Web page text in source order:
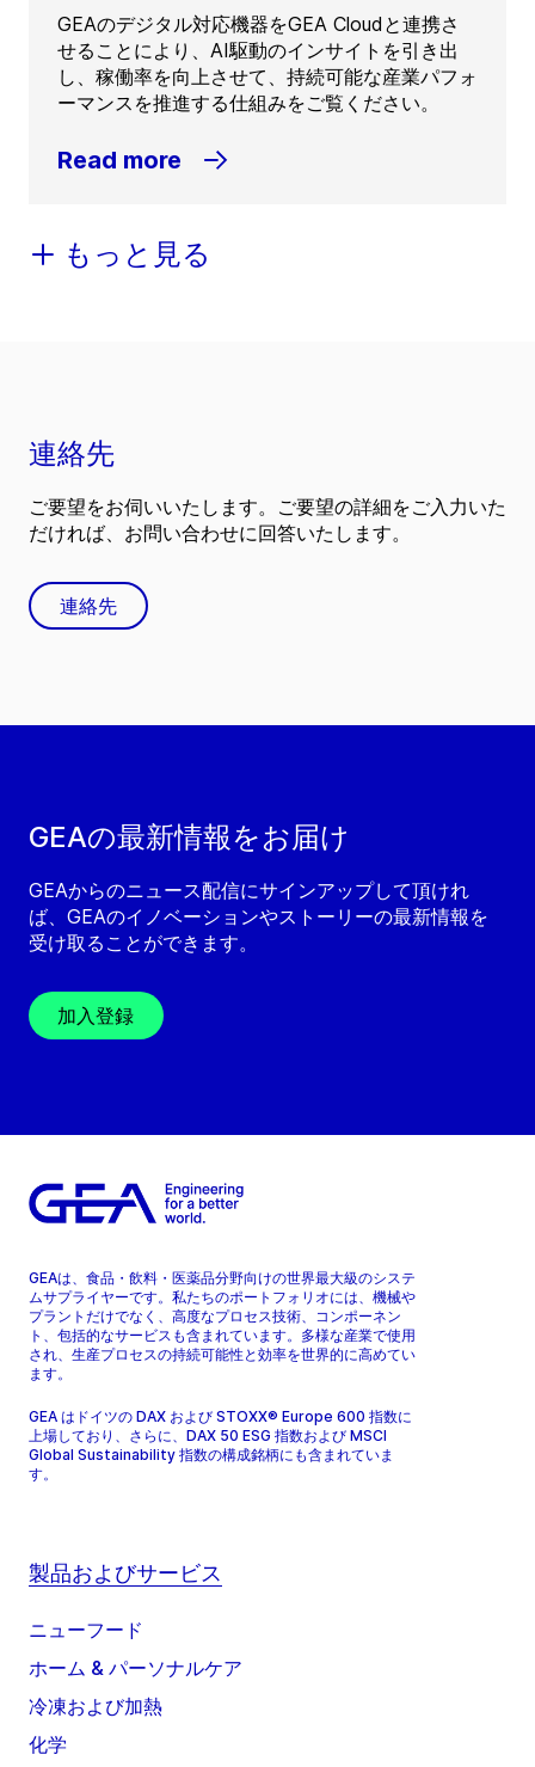
GEAのデジタル対応機器をGEA Cloudと連携さ
せることにより、AI駆動のインサイトを引き出
し、稼働率を向上させて、持続可能な産業パフォ
ーマンスを推進する仕組みをご覧ください。
Read more
もっと見る
GEAの最新情報をお届け
GEAからのニュース配信にサインアップして頂けれ
ば、GEAのイノベーションやストーリーの最新情報を
受け取ることができます。
加入登録
連絡先
ご要望をお伺いいたします。ご要望の詳細をご入力いた
だければ、お問い合わせに回答いたします。
連絡先
GEAは、食品・飲料・医薬品分野向けの世界最大級のシステ
ムサプライヤーです。私たちのポートフォリオには、機械や
プラントだけでなく、高度なプロセス技術、コンポーネン
ト、包括的なサービスも含まれています。多様な産業で使用
され、生産プロセスの持続可能性と効率を世界的に高めてい
ます。
GEA はドイツの DAX および STOXX® Europe 600 指数に
上場しており、さらに、DAX 50 ESG 指数および MSCI
Global Sustainability 指数の構成銘柄にも含まれていま
す。
製品およびサービス
ニューフード
ホーム & パーソナルケア
冷凍および加熱
化学